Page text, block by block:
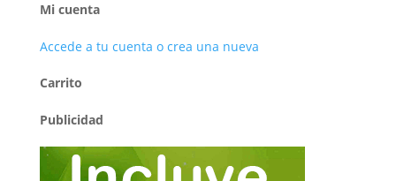
Mi cuenta
Accede a tu cuenta o crea una nueva
Carrito
Publicidad